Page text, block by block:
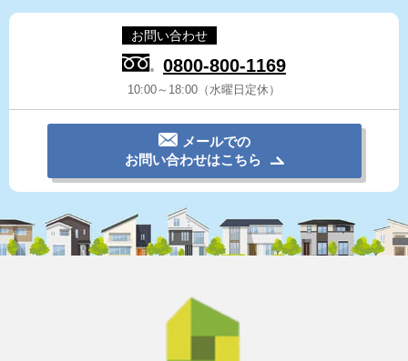
お問い合わせ
0800-800-1169
10:00～18:00（水曜日定休）
メールでの
お問い合わせはこちら